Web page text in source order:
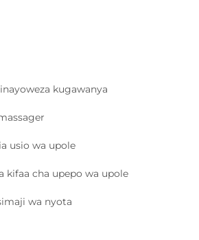
kugawanya
usio wa upole
kifaa cha upepo wa upole
wa nyota